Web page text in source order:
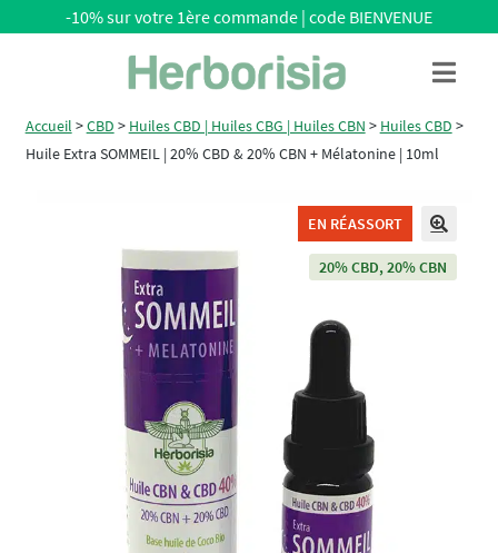
navigation
-10% sur votre 1ère commande | code BIENVENUE
Menu
Accueil >CBD > Huiles CBD | Huiles CBG | Huiles CBN > Huiles CBD >
Huile Extra SOMMEIL | 20% CBD & 20% CBN + Mélatonine | 10ml
🔍
EN RÉASSORT
20% CBD, 20% CBN